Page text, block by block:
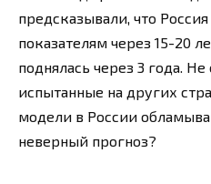
предсказывали, что
показателям через 15-20
поднялась через 3 года.
испытанные на других
модели в России
неверный прогноз?